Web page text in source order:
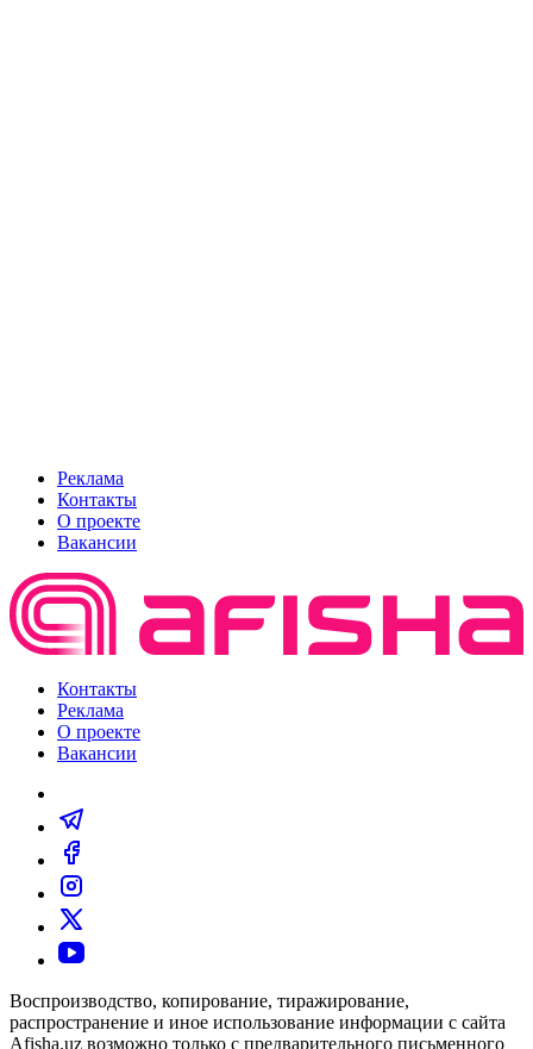
Реклама
Контакты
О проекте
Вакансии
Контакты
Реклама
О проекте
Вакансии
Воспроизводство, копирование, тиражирование,
распространение и иное использование информации с сайта
Afisha.uz возможно только с предварительного письменного